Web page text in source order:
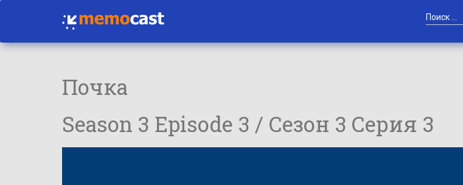
Почка
Season 3 Episode 3 / Сезон 3 Серия 3